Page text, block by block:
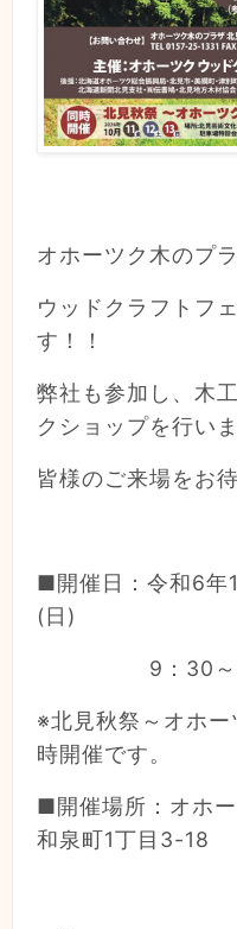
オホーツク木のプ
ウッドクラフトフ
す！！
弊社も参加し、木
クショップを行い
皆様のご来場をお
■開催日：令和6年
(日)
9：30～16：
※北見秋祭～オホ
時開催です。
■開催場所：オホ
和泉町1丁目3-18